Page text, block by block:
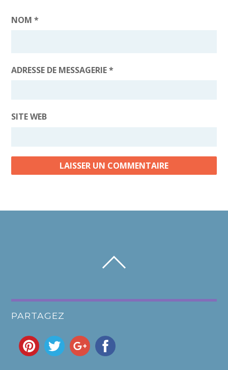
NOM*
ADRESSE DE MESSAGERIE*
SITE WEB
PARTAGEZ